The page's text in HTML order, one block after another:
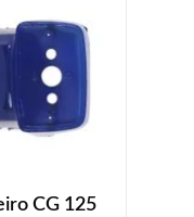
CG 125